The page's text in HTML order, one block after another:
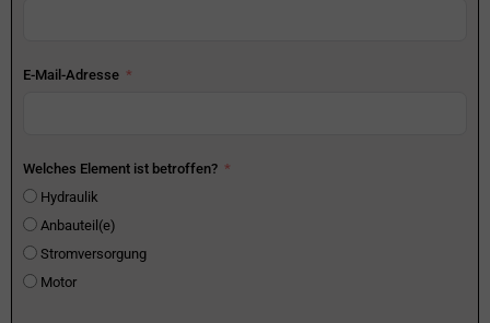
E-Mail-Adresse
Welches Element ist betroffen?
Hydraulik
Anbauteil(e)
Stromversorgung
Motor